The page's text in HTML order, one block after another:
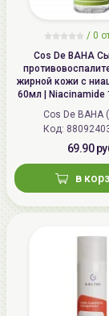
/ 0
Cos De BAHA
жирной кожи с
60мл | Niacinamide
Cos De BAHA
Код:
69.90
в